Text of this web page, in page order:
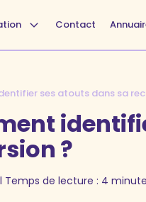
Contact
ses atouts dans sa
?
l Temps de lecture : 4